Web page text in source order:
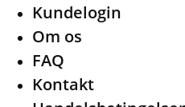
MenuKundelogin
Om os
FAQ
Kontakt